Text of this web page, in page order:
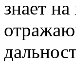
знает